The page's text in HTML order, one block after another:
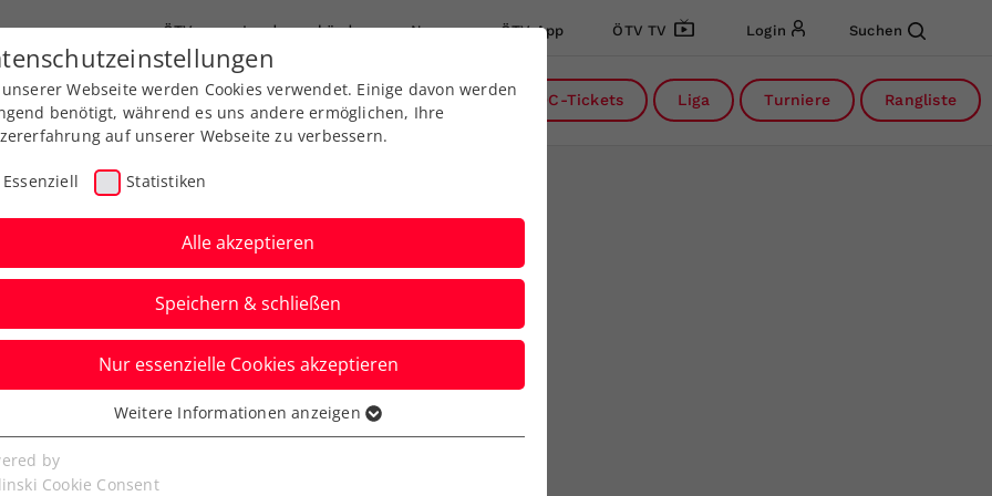
ÖTV Landesverbände News ÖTV App ÖTV TV Login Suchen
Ausbildungen Services Über uns DC-Tickets Liga Turniere Rangliste
bei den Erste Bank Open die Wiener
Webseite werden Cookies verwendet. Einige davon werden
benötigt, während es uns andere ermöglichen, Ihre
auf unserer Webseite zu verbessern.
Essenziell Statistiken
Alle akzeptieren
Speichern & schließen
Nur essenzielle Cookies akzeptieren
Cookies werden für grundlegende Funktionen der
benötigt. Dadurch ist gewährleistet, dass die Webseite
Weitere Informationen anzeigen
by
Cookie Consent